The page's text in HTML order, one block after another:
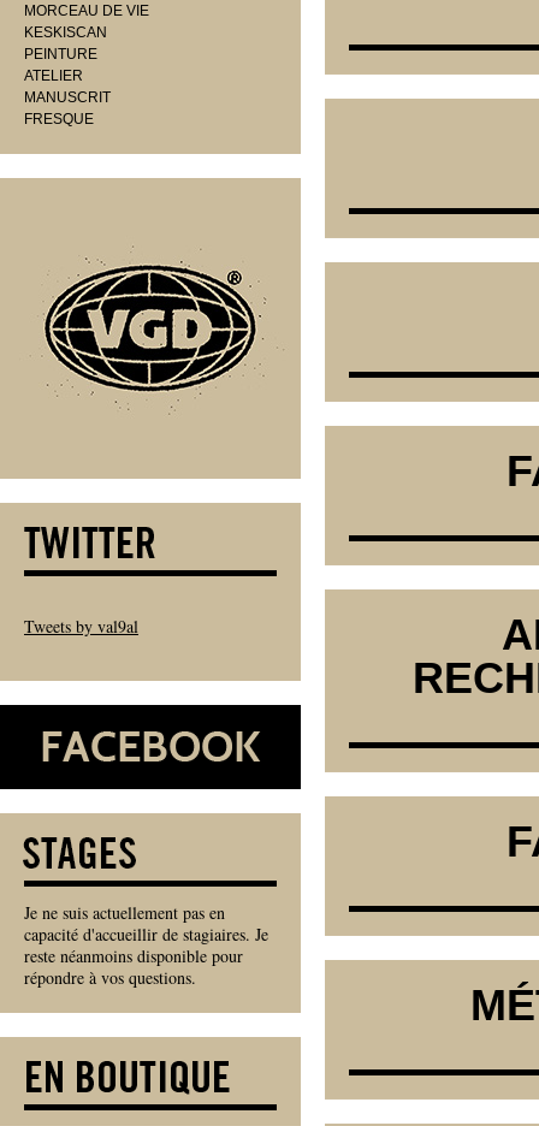
MORCEAU DE VIE
KESKISCAN
PEINTURE
ATELIER
MANUSCRIT
FRESQUE
Tweets by val9al
Je ne suis actuellement pas en
capacité d'accueillir de stagiaires. Je
reste néanmoins disponible pour
répondre à vos questions.